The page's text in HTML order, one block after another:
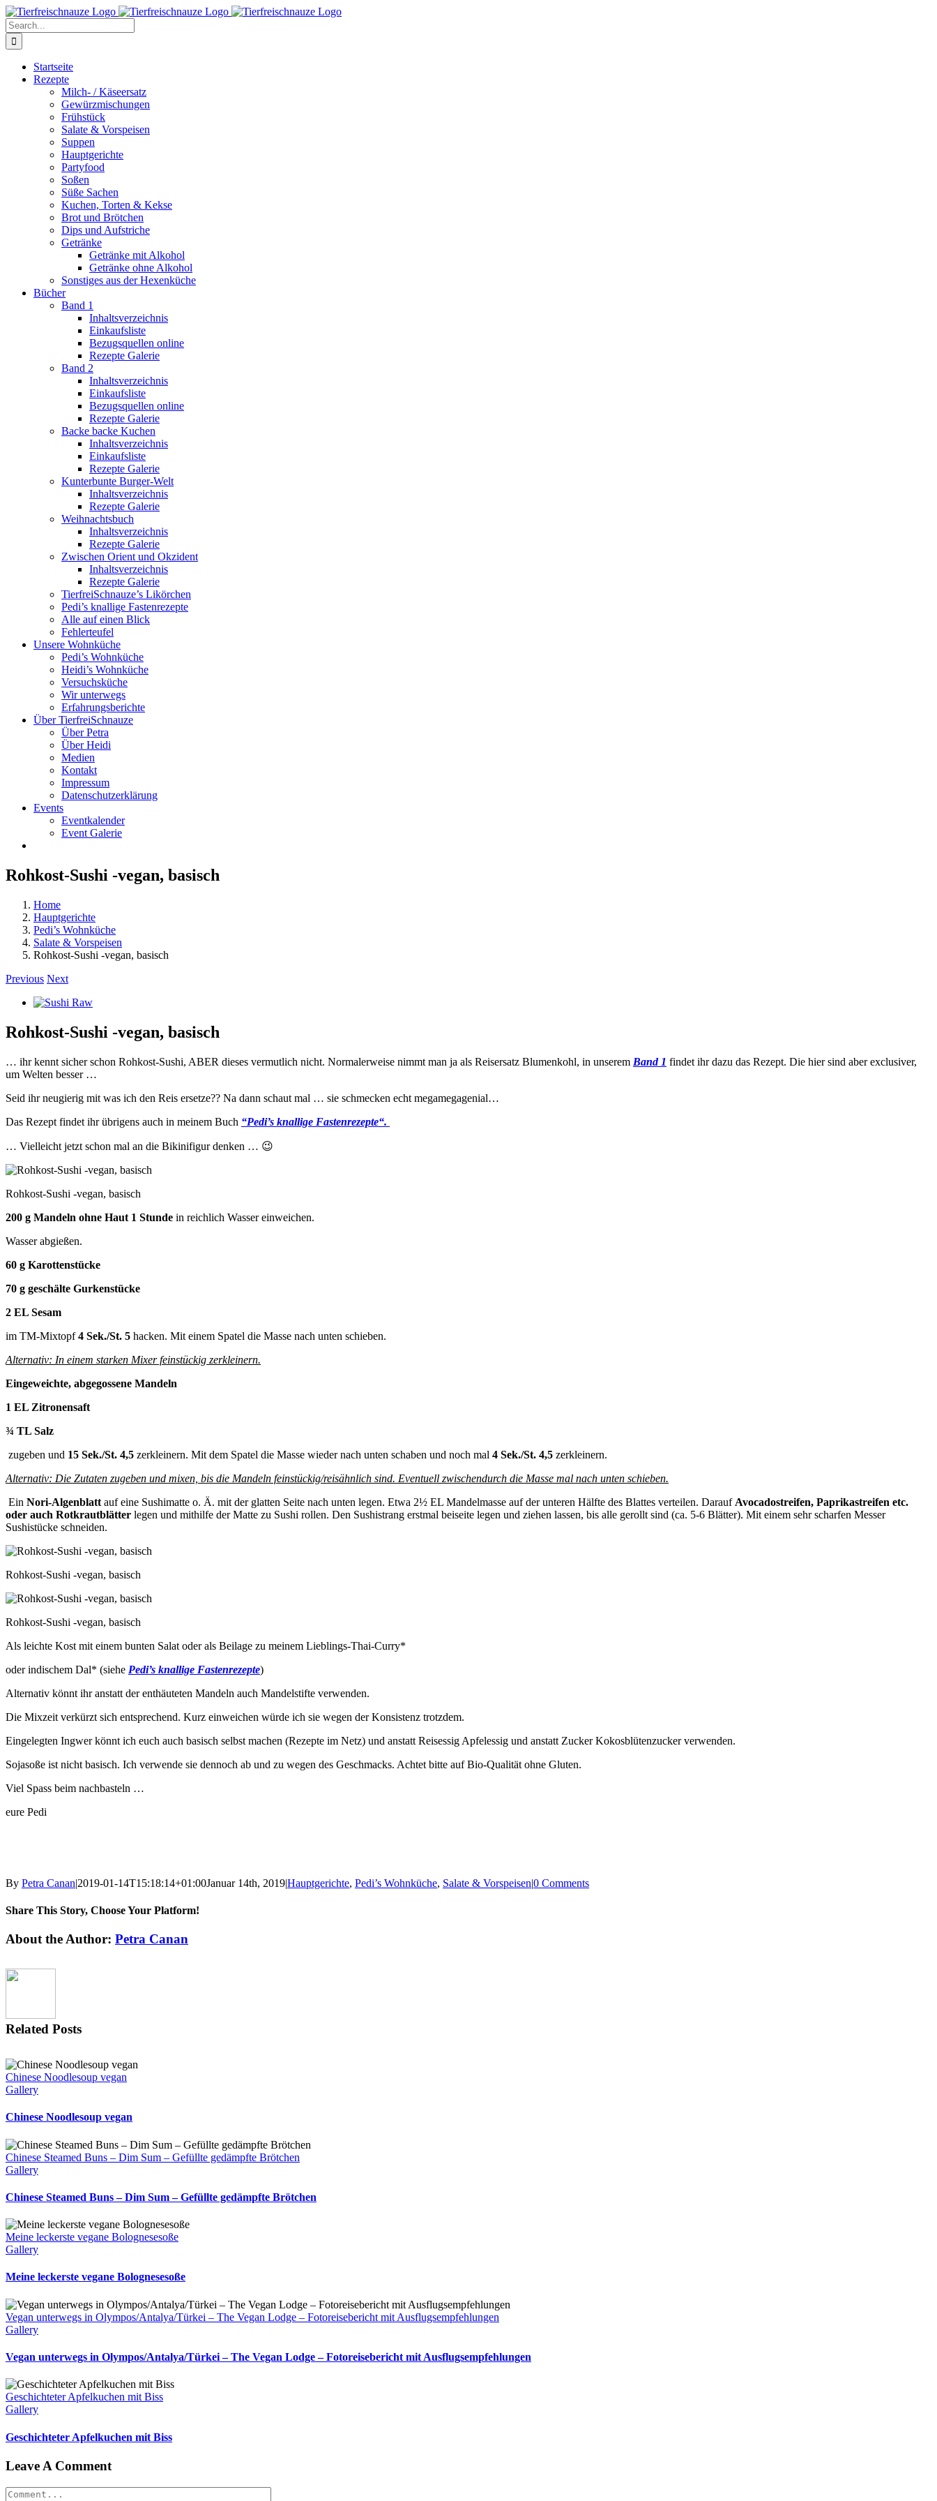
Skip
to
content
Facebook
YouTube
X
Pinterest
Instagram
Search
for:
Startseite
Rezepte
Milch- / Käseersatz
Gewürzmischungen
Frühstück
Salate & Vorspeisen
Suppen
Hauptgerichte
Partyfood
Soßen
Süße Sachen
Kuchen, Torten & Kekse
Brot und Brötchen
Dips und Aufstriche
Getränke
Getränke mit Alkohol
Getränke ohne Alkohol
Sonstiges aus der Hexenküche
Bücher
Band 1
Inhaltsverzeichnis
Einkaufsliste
Bezugsquellen online
Rezepte Galerie
Band 2
Inhaltsverzeichnis
Einkaufsliste
Bezugsquellen online
Rezepte Galerie
Backe backe Kuchen
Inhaltsverzeichnis
Einkaufsliste
Rezepte Galerie
Kunterbunte Burger-Welt
Inhaltsverzeichnis
Rezepte Galerie
Weihnachtsbuch
Inhaltsverzeichnis
Rezepte Galerie
Zwischen Orient und Okzident
Inhaltsverzeichnis
Rezepte Galerie
TierfreiSchnauze’s Likörchen
Pedi’s knallige Fastenrezepte
Alle auf einen Blick
Fehlerteufel
Unsere Wohnküche
Pedi’s Wohnküche
Heidi’s Wohnküche
Versuchsküche
Wir unterwegs
Erfahrungsberichte
Über TierfreiSchnauze
Über Petra
Über Heidi
Medien
Kontakt
Impressum
Datenschutzerklärung
Events
Eventkalender
Event Galerie
Rohkost-Sushi -vegan, basisch
Home
Hauptgerichte
Pedi’s Wohnküche
Salate & Vorspeisen
Rohkost-Sushi -vegan, basisch
Previous Next
View
Image
Rohkost-Sushi -vegan, basisch
… ihr kennt sicher schon Rohkost-Sushi, ABER dieses vermutlich nicht. Normalerweise nimmt man ja als Reisersatz Blumenkohl, in unserem Band 1 findet ihr dazu das Rezept. Die hier sind aber exclusiver,
um Welten besser …
Seid ihr neugierig mit was ich den Reis ersetze?? Na dann schaut mal … sie schmecken echt megamegagenial…
Das Rezept findet ihr übrigens auch in meinem Buch “Pedi’s knallige Fastenrezepte“.
… Vielleicht jetzt schon mal an die Bikinifigur denken … 😉
Rohkost-Sushi -vegan, basisch
200 g Mandeln ohne Haut 1 Stunde in reichlich Wasser einweichen.
Wasser abgießen.
60 g Karottenstücke
70 g geschälte Gurkenstücke
2 EL Sesam
im TM-Mixtopf4 Sek./St. 5 hacken. Mit einem Spatel die Masse nach unten schieben.
Alternativ: In einem starken Mixer feinstückig zerkleinern.
Eingeweichte, abgegossene Mandeln
1 EL Zitronensaft
¾ TL Salz
zugeben und 15 Sek./St. 4,5 zerkleinern. Mit dem Spatel die Masse wieder nach unten schaben und noch mal 4 Sek./St. 4,5 zerkleinern.
Alternativ: Die Zutaten zugeben und mixen, bis die Mandeln feinstückig/reisähnlich sind. Eventuell zwischendurch die Masse mal nach unten schieben.
Ein Nori-Algenblatt auf eine Sushimatte o. Ä. mit der glatten Seite nach unten legen. Etwa 2½ EL Mandelmasse auf der unteren Hälfte des Blattes verteilen. Darauf Avocadostreifen, Paprikastreifen etc.
oder auch Rotkrautblätter legen und mithilfe der Matte zu Sushi rollen. Den Sushistrang erstmal beiseite legen und ziehen lassen, bis alle gerollt sind (ca. 5-6 Blätter). Mit einem sehr scharfen Messer
Sushistücke schneiden.
Rohkost-Sushi -vegan, basisch
Rohkost-Sushi -vegan, basisch
Als leichte Kost mit einem bunten Salat oder als Beilage zu meinem Lieblings-Thai-Curry*
oder indischem Dal* (siehe Pedi’s knallige Fastenrezepte)
Alternativ könnt ihr anstatt der enthäuteten Mandeln auch Mandelstifte verwenden.
Die Mixzeit verkürzt sich entsprechend. Kurz einweichen würde ich sie wegen der Konsistenz trotzdem.
Eingelegten Ingwer könnt ich euch auch basisch selbst machen (Rezepte im Netz) und anstatt Reisessig Apfelessig und anstatt Zucker Kokosblütenzucker verwenden.
Sojasoße ist nicht basisch. Ich verwende sie dennoch ab und zu wegen des Geschmacks. Achtet bitte auf Bio-Qualität ohne Gluten.
Viel Spass beim nachbasteln …
eure Pedi
By Petra Canan|2019-01-14T15:18:14+01:00Januar 14th, 2019|Hauptgerichte, Pedi’s Wohnküche, Salate & Vorspeisen|0 Comments
Share This Story, Choose Your Platform!
Facebook
X
Reddit
LinkedIn
Tumblr
Pinterest
Vk
Email
About the Author: Petra Canan
Related Posts
Chinese Noodlesoup vegan
Gallery
Chinese Noodlesoup vegan
Chinese Steamed Buns – Dim Sum – Gefüllte gedämpfte Brötchen
Gallery
Chinese Steamed Buns – Dim Sum – Gefüllte gedämpfte Brötchen
Meine leckerste vegane Bolognesesoße
Gallery
Meine leckerste vegane Bolognesesoße
Vegan unterwegs in Olympos/Antalya/Türkei – The Vegan Lodge – Fotoreisebericht mit Ausflugsempfehlungen
Gallery
Vegan unterwegs in Olympos/Antalya/Türkei – The Vegan Lodge – Fotoreisebericht mit Ausflugsempfehlungen
Geschichteter Apfelkuchen mit Biss
Gallery
Geschichteter Apfelkuchen mit Biss
Leave A Comment
Comment